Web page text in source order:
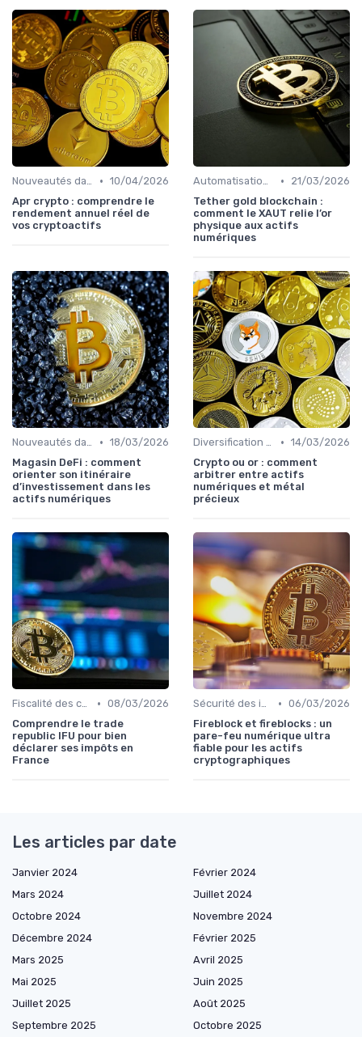
Nouveautés dans le monde des cryptos • 10/04/2026
Apr crypto : comprendre le
rendement annuel réel de
vos cryptoactifs
Automatisation et robots de trading •
21/03/2026
Tether gold blockchain :
comment le XAUT relie l’or
physique aux actifs
numériques
Nouveautés dans le monde des cryptos • 18/03/2026
Magasin DeFi : comment
orienter son itinéraire
d’investissement dans les
actifs numériques
Diversification du portefeuille • 14/03/2026
Crypto ou or : comment
arbitrer entre actifs
numériques et métal
précieux
Fiscalité des cryptomonnaies • 08/03/2026
Comprendre le trade
republic IFU pour bien
déclarer ses impôts en
France
Sécurité des investissements en ligne • 06/03/2026
Fireblock et fireblocks : un
pare-feu numérique ultra
fiable pour les actifs
cryptographiques
Les articles par date
Janvier 2024
Février 2024
Mars 2024
Juillet 2024
Octobre 2024
Novembre 2024
Décembre 2024
Février 2025
Mars 2025
Avril 2025
Mai 2025
Juin 2025
Juillet 2025
Août 2025
Septembre 2025
Octobre 2025